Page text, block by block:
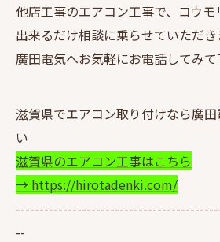
他店工事のエアコン工事で、コウ
出来るだけ相談に乗らせていただき
廣田電気へお気軽にお電話してみ
滋賀県でエアコン取り付けなら廣
い
滋賀県のエアコン工事はこちら
→ https://hirotadenki.com/
--